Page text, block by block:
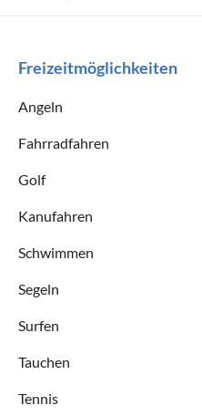
Freizeitmöglichkeiten
Angeln
Fahrradfahren
Golf
Kanufahren
Schwimmen
Segeln
Surfen
Tauchen
Tennis